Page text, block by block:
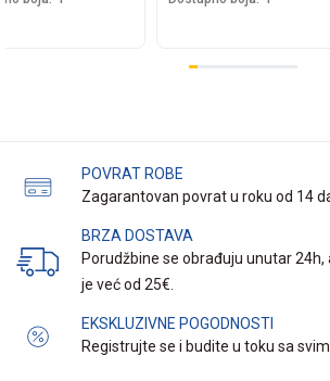
POVRAT ROBE
Zagarantovan povrat u roku od 14
BRZA DOSTAVA
Porudžbine se obrađuju unutar
je već od 25€.
EKSKLUZIVNE POGODNOSTI
Registrujte se i budite u toku sa